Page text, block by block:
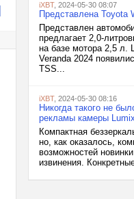
iXBT, 2024-05-30 08:07
Представлена Toyota
Представлен
предлагает 2,0-
на базе мотора 2,5 л.
Veranda 2024
TSS...
iXBT, 2024-05-30 08:16
Никогда такого не
рекламы камеры
Компактная
но, как оказалось,
возможностей
извинения.